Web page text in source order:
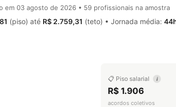
em 03 agosto de 2026 • 59 profissionais na amostra
(piso) até R$ 2.759,31 (teto) • Jornada média:
📋 Piso salarial i
R$ 1.906
acordos coletivos